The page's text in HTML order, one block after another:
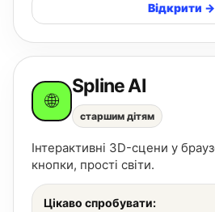
Відкрити →
🌐
Spline AI
старшим дітям
Інтерактивні 3D-сцени у
кнопки, прості світи.
Цікаво спробувати: